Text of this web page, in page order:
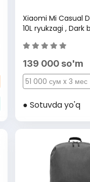
Xiaomi Mi Casual
10L ryukzagi , Dark
139 000 so'm
51 000 сум x 3 мес
● Sotuvda yo'q